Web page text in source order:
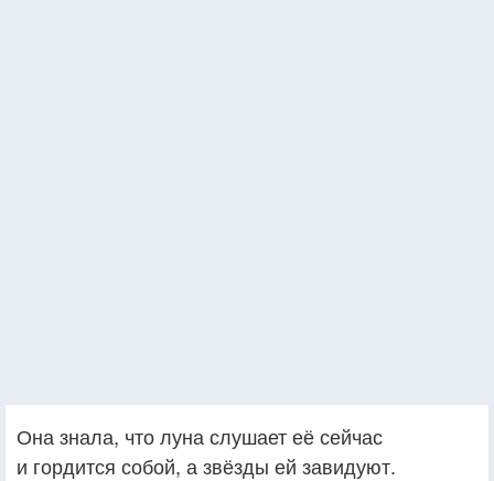
Она знала, что луна слушает её сейчас
и гордится собой, а звёзды ей завидуют.